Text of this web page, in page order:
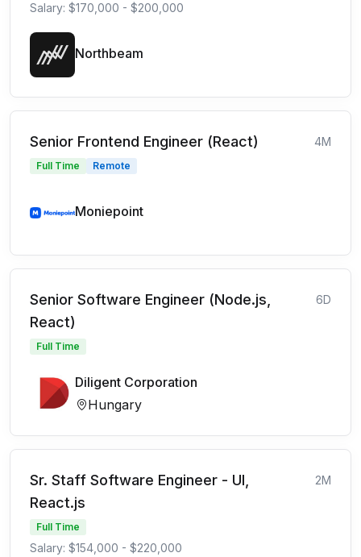
Salary: $170,000 - $200,000
Northbeam
Senior Frontend Engineer (React) 4M
Full Time Remote
Moniepoint
Senior Software Engineer (Node.js,
React)
6D
Full Time
Diligent Corporation
Hungary
Sr. Staff Software Engineer - UI,
React.js
2M
Full Time
Salary: $154,000 - $220,000